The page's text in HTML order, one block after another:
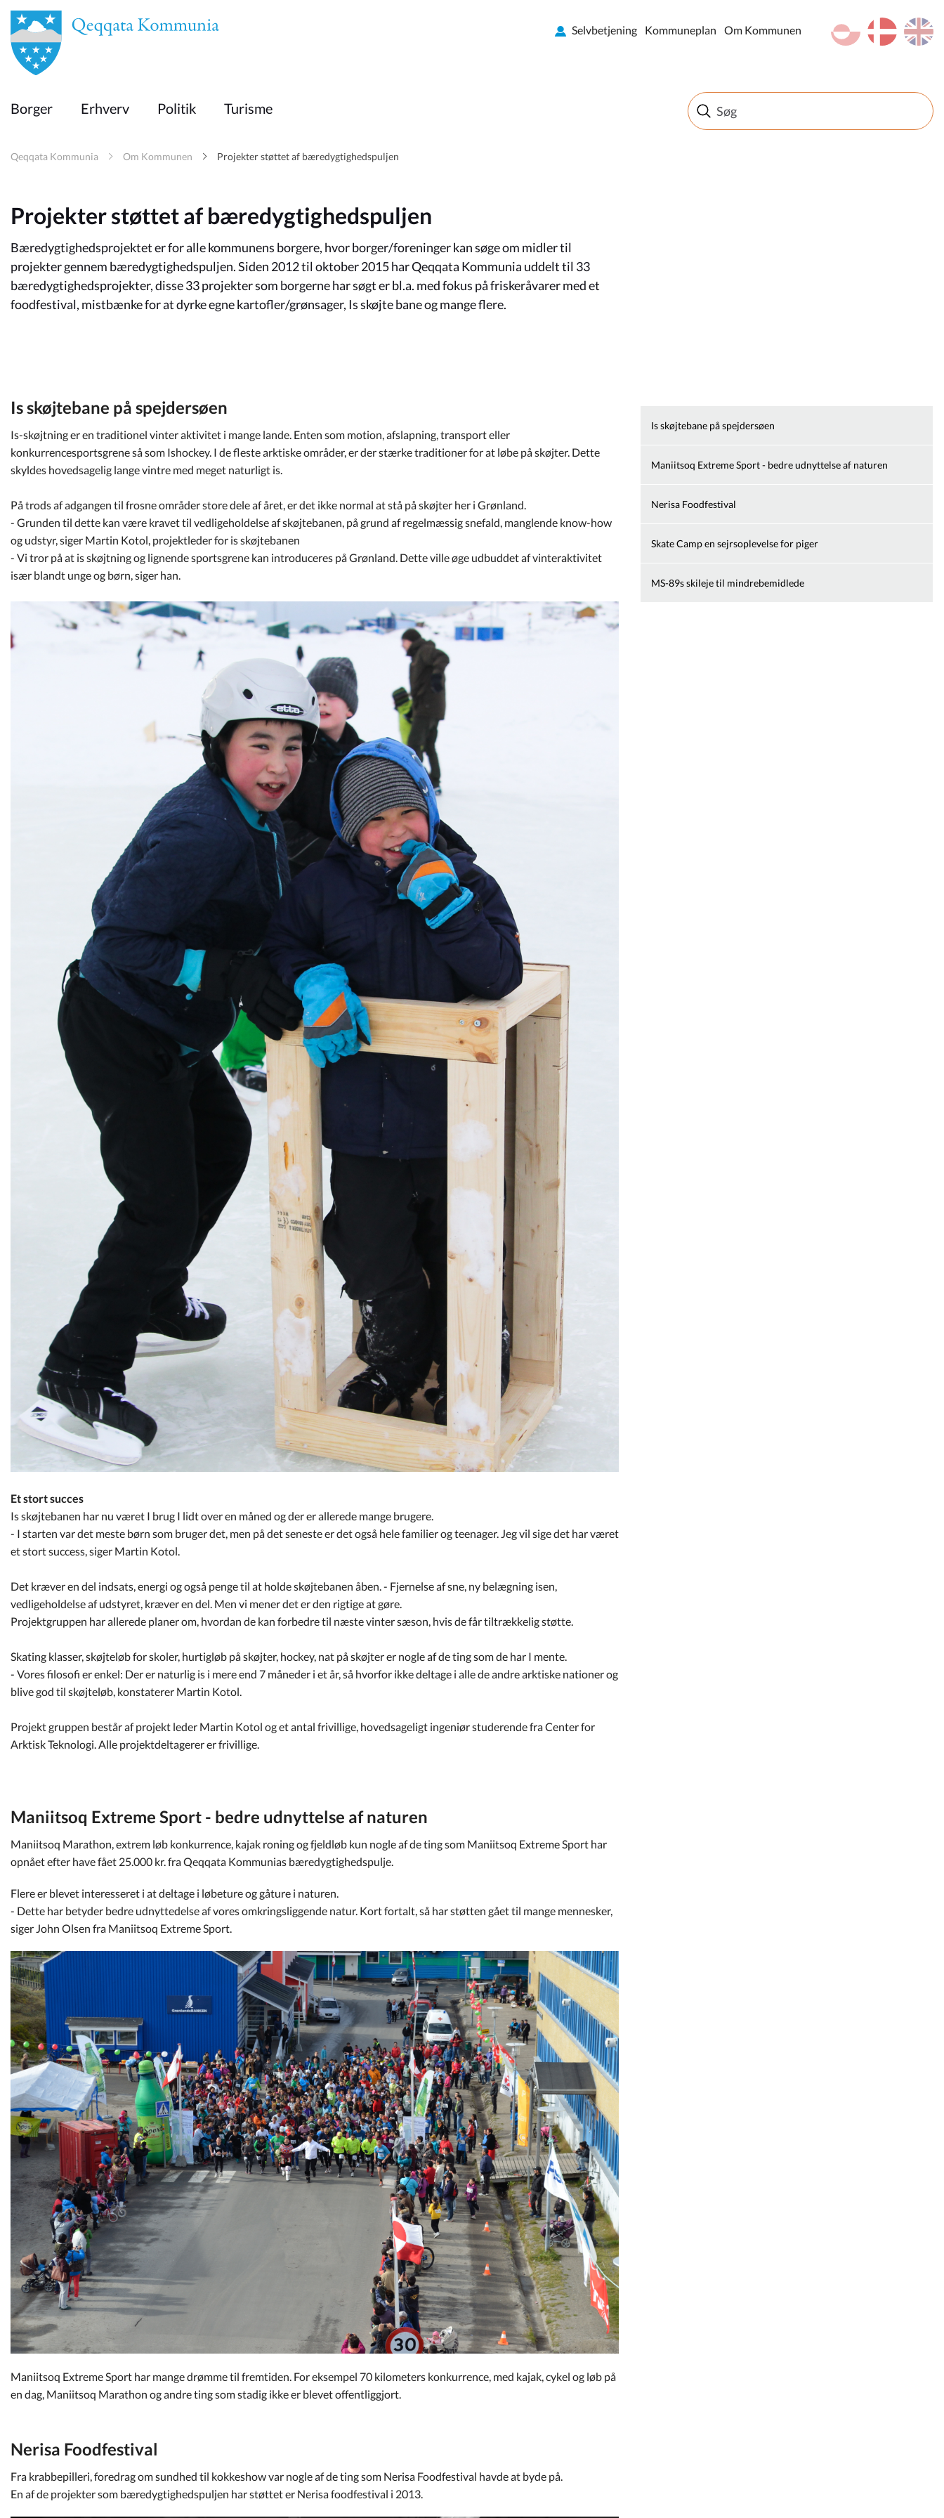
en
Borger
Erhverv
Politik
Turisme
Selvbetjening
en
da
kl-GL
Selvbetjening Kommuneplan Om Kommunen
Borger Erhverv Politik Turisme
Qeqqata Kommunia Om Kommunen Projekter støttet af bæredygtighedspuljen
Projekter støttet af bæredygtighedspuljen
Bæredygtighedsprojektet er for alle kommunens borgere, hvor borger/foreninger kan søge om midler til
projekter gennem bæredygtighedspuljen. Siden 2012 til oktober 2015 har Qeqqata Kommunia uddelt til 33
bæredygtighedsprojekter, disse 33 projekter som borgerne har søgt er bl.a. med fokus på friskeråvarer med et
foodfestival, mistbænke for at dyrke egne kartofler/grønsager, Is skøjte bane og mange flere.
Is skøjtebane på spejdersøen
Is-skøjtning er en traditionel vinter aktivitet i mange lande. Enten som motion, afslapning, transport eller
konkurrencesportsgrene så som Ishockey. I de fleste arktiske områder, er der stærke traditioner for at løbe på skøjter. Dette
skyldes hovedsagelig lange vintre med meget naturligt is.
På trods af adgangen til frosne områder store dele af året, er det ikke normal at stå på skøjter her i Grønland.
- Grunden til dette kan være kravet til vedligeholdelse af skøjtebanen, på grund af regelmæssig snefald, manglende know-how
og udstyr, siger Martin Kotol, projektleder for is skøjtebanen
- Vi tror på at is skøjtning og lignende sportsgrene kan introduceres på Grønland. Dette ville øge udbuddet af vinteraktivitet
især blandt unge og børn, siger han.
Et stort succes
Is skøjtebanen har nu været I brug I lidt over en måned og der er allerede mange brugere.
- I starten var det meste børn som bruger det, men på det seneste er det også hele familier og teenager. Jeg vil sige det har været
et stort success, siger Martin Kotol.
Det kræver en del indsats, energi og også penge til at holde skøjtebanen åben. - Fjernelse af sne, ny belægning isen,
vedligeholdelse af udstyret, kræver en del. Men vi mener det er den rigtige at gøre.
Projektgruppen har allerede planer om, hvordan de kan forbedre til næste vinter sæson, hvis de får tiltrækkelig støtte.
Skating klasser, skøjteløb for skoler, hurtigløb på skøjter, hockey, nat på skøjter er nogle af de ting som de har I mente.
- Vores filosofi er enkel: Der er naturlig is i mere end 7 måneder i et år, så hvorfor ikke deltage i alle de andre arktiske nationer og
blive god til skøjteløb, konstaterer Martin Kotol.
Projekt gruppen består af projekt leder Martin Kotol og et antal frivillige, hovedsageligt ingeniør studerende fra Center for
Arktisk Teknologi. Alle projektdeltagerer er frivillige.
Maniitsoq Extreme Sport - bedre udnyttelse af naturen
Maniitsoq Marathon, extrem løb konkurrence, kajak roning og fjeldløb kun nogle af de ting som Maniitsoq Extreme Sport har
opnået efter have fået 25.000 kr. fra Qeqqata Kommunias bæredygtighedspulje.
Flere er blevet interesseret i at deltage i løbeture og gåture i naturen.
- Dette har betyder bedre udnyttedelse af vores omkringsliggende natur. Kort fortalt, så har støtten gået til mange mennesker,
siger John Olsen fra Maniitsoq Extreme Sport.
Maniitsoq Extreme Sport har mange drømme til fremtiden. For eksempel 70 kilometers konkurrence, med kajak, cykel og løb på
en dag, Maniitsoq Marathon og andre ting som stadig ikke er blevet offentliggjort.
Nerisa Foodfestival
Fra krabbepilleri, foredrag om sundhed til kokkeshow var nogle af de ting som Nerisa Foodfestival havde at byde på.
En af de projekter som bæredygtighedspuljen har støttet er Nerisa foodfestival i 2013.
Is skøjtebane på spejdersøen
Maniitsoq Extreme Sport - bedre udnyttelse af naturen
Nerisa Foodfestival
Skate Camp en sejrsoplevelse for piger
MS-89s skileje til mindrebemidlede